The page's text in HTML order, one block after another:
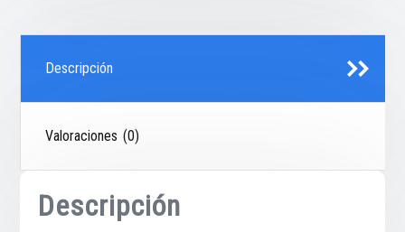
Descripción
Valoraciones (0)
Descripción